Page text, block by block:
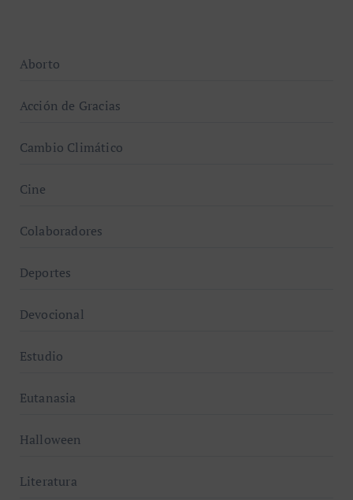
Aborto
Acción de Gracias
Cambio Climático
Cine
Colaboradores
Deportes
Devocional
Estudio
Eutanasia
Halloween
Literatura